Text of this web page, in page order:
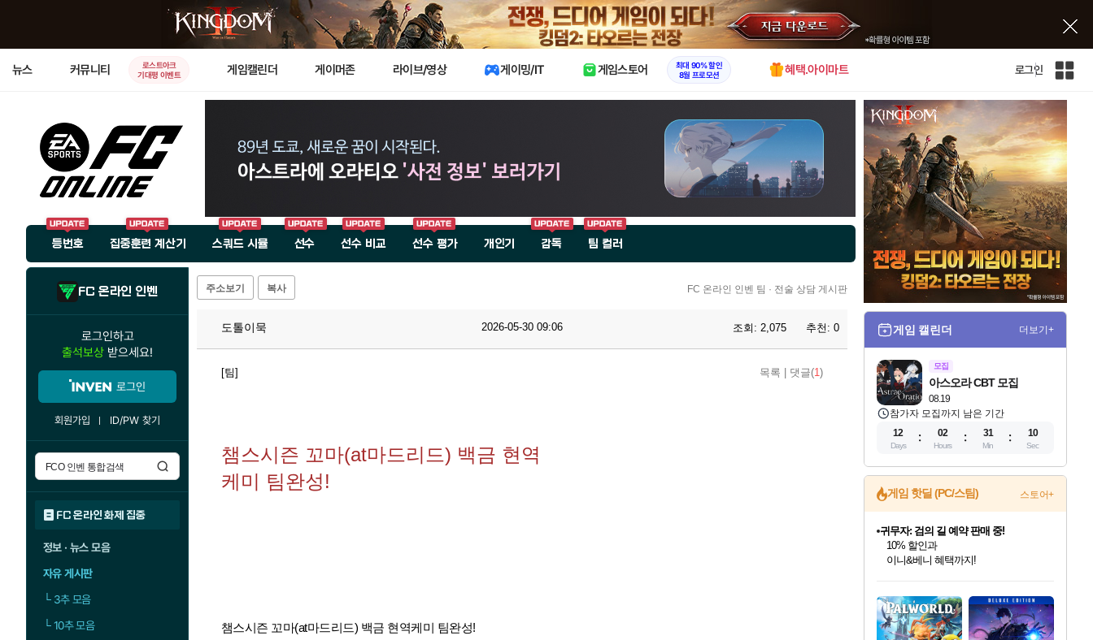
X
뉴스 커뮤니티
로스트아크
기대평 이벤트
게임캘린더 게이머존 라이브/영상 게이밍/IT 게임스토어
최대 90% 할인
8월 프로모션
혜택.아이마트 로그인
인
사
이
트
맵
등번호 집중훈련 계산기 스쿼드 시뮬 선수 선수 비교 선수 평가 개인기 감독 팀 컬러
FC 온라인 인벤
로그인하고
출석보상 받으세요!
로그인
회원가입 ID/PW 찾기
FC 온라인 화제 집중
정보 · 뉴스 모음
자유 게시판
└3추 모음
└10추 모음
주소보기 복사 FC 온라인 인벤 팀 · 전술 상담 게시판
도톨이묵 2026-05-30 09:06 조회: 2,075 추천: 0
[팀] 목록 댓글(1)
챔스시즌 꼬마(at마드리드) 백금 현역
케미 팀완성!
챔스시즌 꼬마(at마드리드) 백금 현역케미 팀완성!
게임 캘린더 더보기+
모집
08.19
아스오라 CBT 모집
참가자 모집까지 남은 기간
12
Days
02
Hours
31
Min
09
Sec
게임 핫딜 (PC/스팀) 스토어+
최대 90% 할인가를 만나보세요!
네이버혜택과 함께 만나보세요!
50%할인&추가 적립까지!
귀무자: 검의 길 예약 판매 중!
10% 할인과
이니&베니 혜택까지!
네이버 혜택가와 함께 예약하세요!
할인&네이버혜택으로 만나보세요!
네이버페이 혜택과 만나보세요!
40주년 프로모션으로 만나보세요!
네이버 포인트 혜택까지!
할인가에 만나보세요!
일부 에디션 상시 할인!
혜택으로 예약 판매 중
편안하게 충전하세요